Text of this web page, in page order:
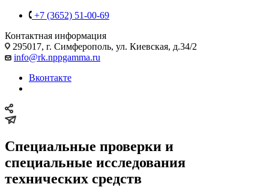
+7 (3652) 51-00-69
Контактная информация
295017, г. Симферополь, ул. Киевская, д.34/2
info@rk.nppgamma.ru
Вконтакте
Специальные проверки и
специальные исследования
технических средств